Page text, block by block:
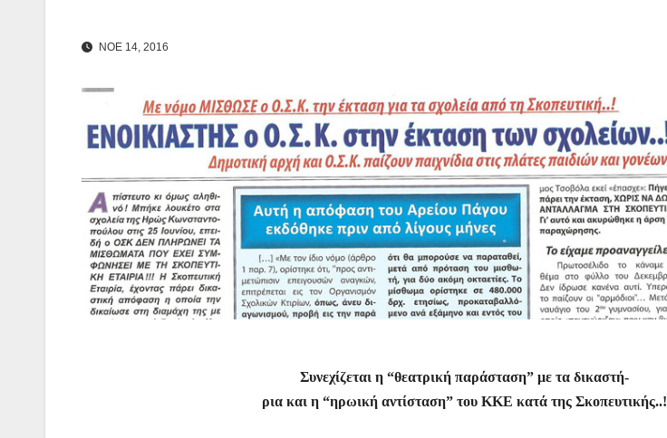
ΝΟΕ 14, 2016
Συνεχίζεται η “θεατρική παράσταση” με τα δικαστή-
ρια και η “ηρωική αντίσταση” του ΚΚΕ κατά της Σκοπευτικής..!